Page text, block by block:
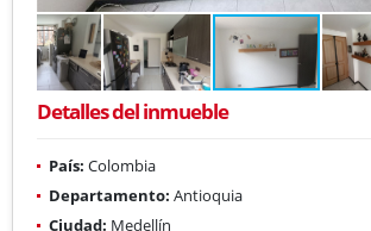
Detalles del inmueble
País: Colombia
Departamento: Antioquia
Ciudad: Medellín